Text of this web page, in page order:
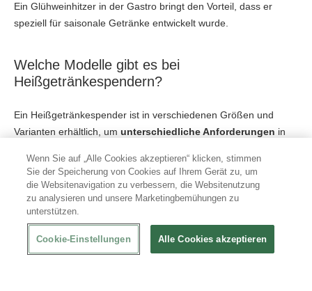
Ein Glühweinhitzer in der Gastro bringt den Vorteil, dass er
speziell für saisonale Getränke entwickelt wurde.
Welche Modelle gibt es bei
Heißgetränkespendern?
Ein Heißgetränkespender ist in verschiedenen Größen und
Varianten erhältlich, um unterschiedliche Anforderungen in
kleineren Geräten für Bars bis hin zu großvolumigen Anlagen für
Hotelketten oder Restaurants. Die Auswahl hängt davon ab, wie
viele Heißgetränkein einem bestimmten Zeitraum ausgegeben
werden.
Glühwein- und Heißwasserkessel
Wenn Sie auf „Alle Cookies akzeptieren“ klicken, stimmen
Sie der Speicherung von Cookies auf Ihrem Gerät zu, um
die Websitenavigation zu verbessern, die Websitenutzung
zu analysieren und unsere Marketingbemühungen zu
unterstützen.
Cookie-Einstellungen Alle Cookies akzeptieren